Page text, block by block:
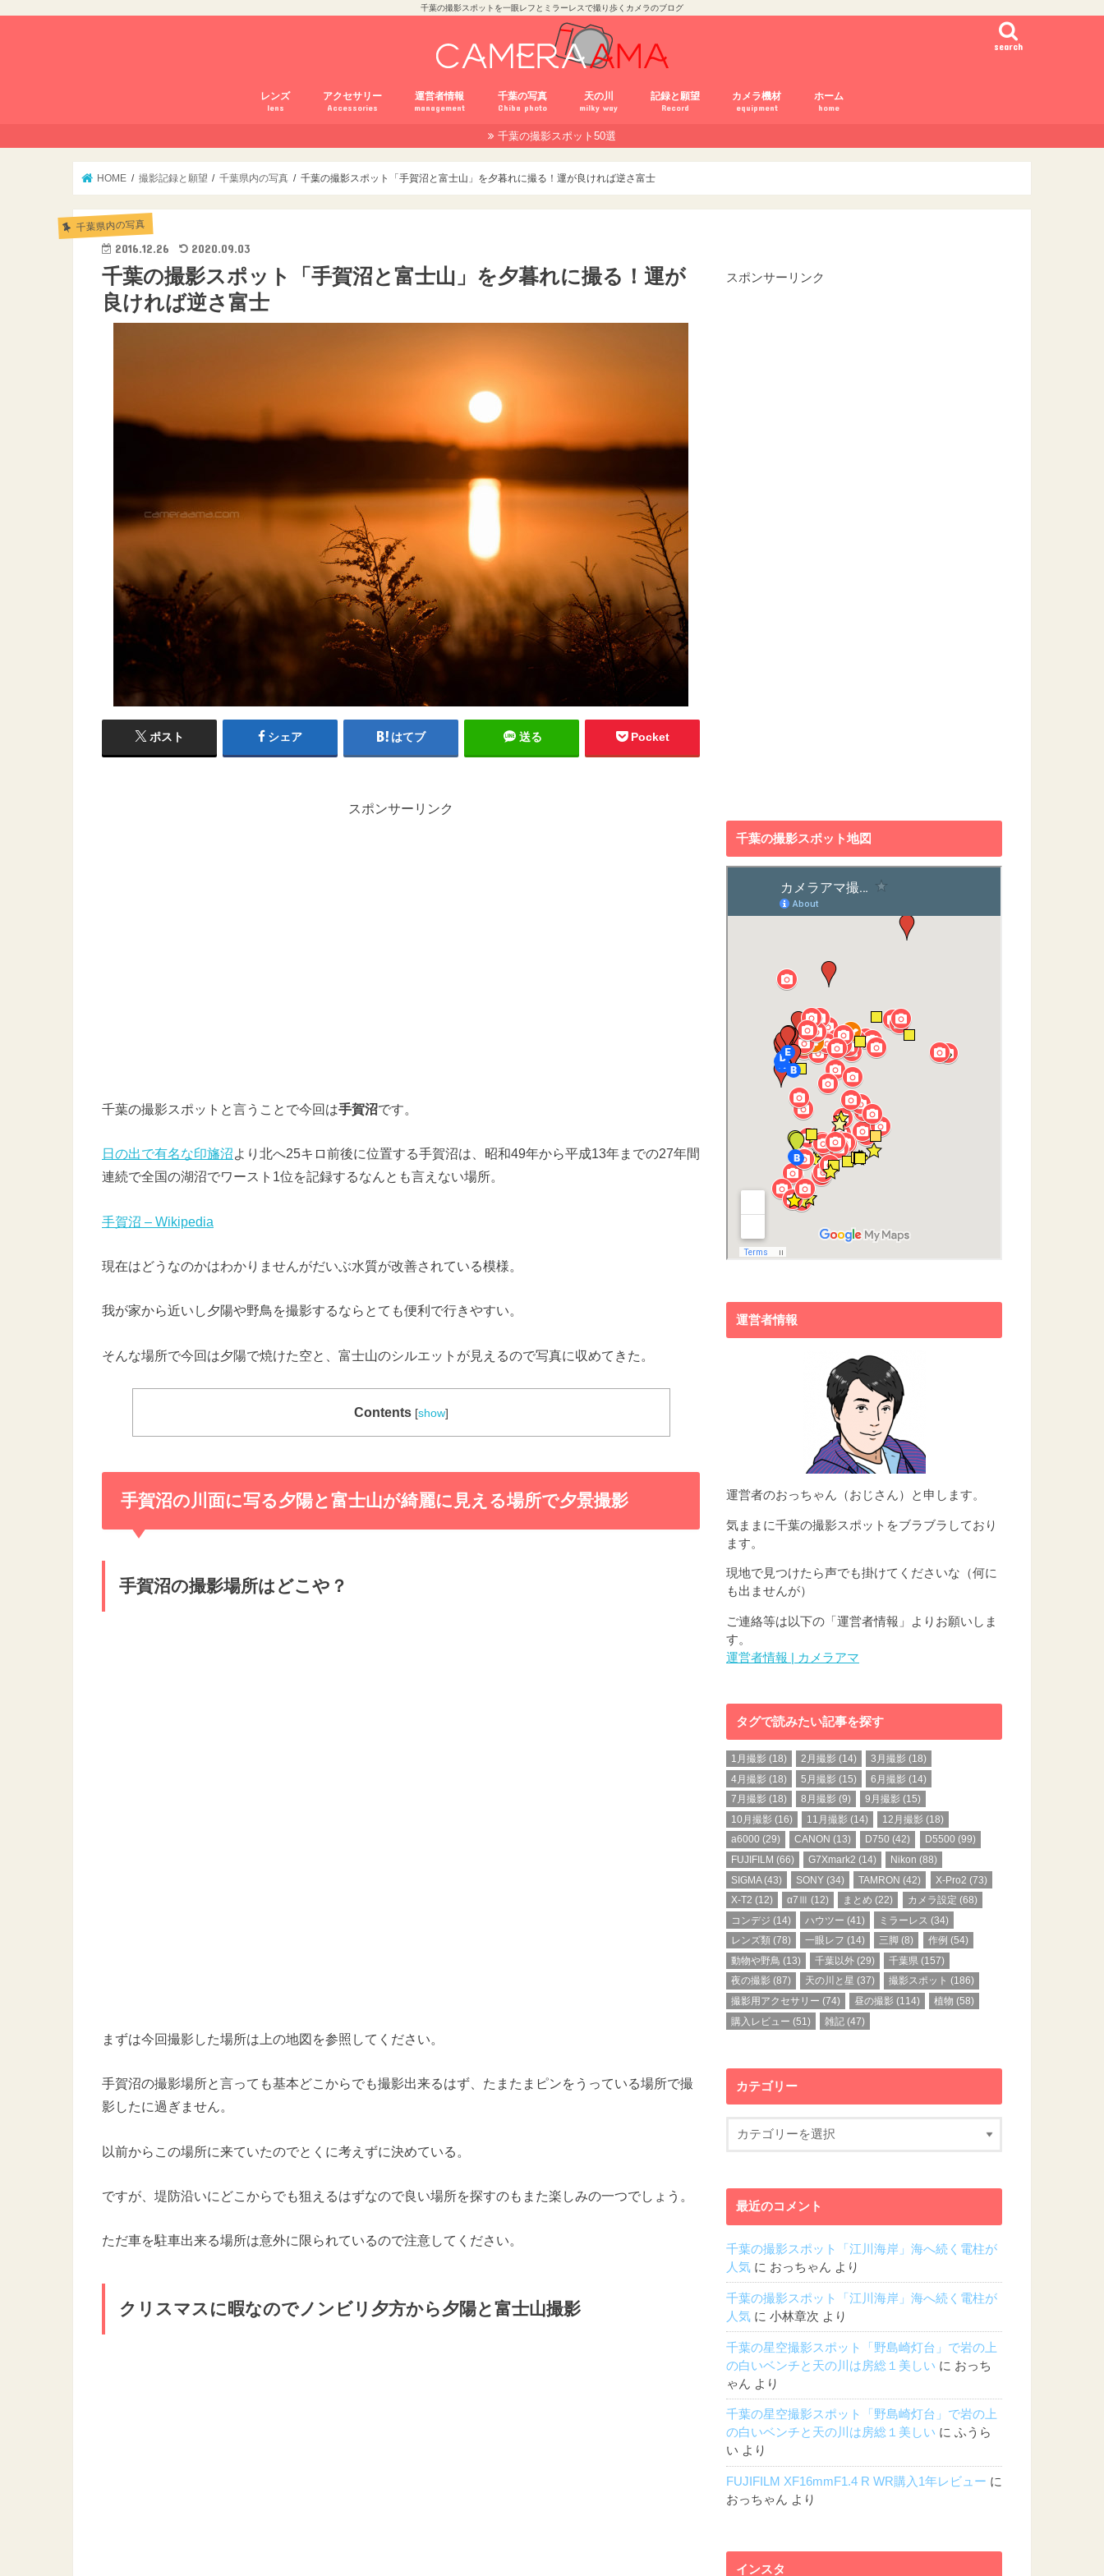
千葉の撮影スポットを一眼レフとミラーレスで撮り歩くカメラのブログ
search
レンズ
lens
アクセサリー
Accessories
運営者情報
management
千葉の写真
Chiba photo
天の川
milky way
記録と願望
Record
カメラ機材
equipment
ホーム
home
千葉の撮影スポット50選
HOME 撮影記録と願望 千葉県内の写真 千葉の撮影スポット「手賀沼と富士山」を夕暮れに撮る！運が良ければ逆さ富士
千葉県内の写真
2016.12.26 2020.09.03
千葉の撮影スポット「手賀沼と富士山」を夕暮れに撮る！運が
良ければ逆さ富士
ポスト シェア はてブ 送る Pocket
スポンサーリンク
千葉の撮影スポットと言うことで今回は手賀沼です。
日の出で有名な印旛沼より北へ25キロ前後に位置する手賀沼は、昭和49年から平成13年までの27年間
連続で全国の湖沼でワースト1位を記録するなんとも言えない場所。
手賀沼 – Wikipedia
現在はどうなのかはわかりませんがだいぶ水質が改善されている模様。
我が家から近いし夕陽や野鳥を撮影するならとても便利で行きやすい。
そんな場所で今回は夕陽で焼けた空と、富士山のシルエットが見えるので写真に収めてきた。
Contents [show]
手賀沼の川面に写る夕陽と富士山が綺麗に見える場所で夕景撮影
手賀沼の撮影場所はどこや？
まずは今回撮影した場所は上の地図を参照してください。
手賀沼の撮影場所と言っても基本どこからでも撮影出来るはず、たまたまピンをうっている場所で撮
影したに過ぎません。
以前からこの場所に来ていたのでとくに考えずに決めている。
ですが、堤防沿いにどこからでも狙えるはずなので良い場所を探すのもまた楽しみの一つでしょう。
ただ車を駐車出来る場所は意外に限られているので注意してください。
クリスマスに暇なのでノンビリ夕方から夕陽と富士山撮影
スポンサーリンク
千葉の撮影スポット地図
運営者情報
運営者のおっちゃん（おじさん）と申します。
気ままに千葉の撮影スポットをブラブラしており
ます。
現地で見つけたら声でも掛けてくださいな（何に
も出ませんが）
ご連絡等は以下の「運営者情報」よりお願いしま
す。
運営者情報 | カメラアマ
タグで読みたい記事を探す
1月撮影 (18) 2月撮影 (14) 3月撮影 (18)
4月撮影 (18) 5月撮影 (15) 6月撮影 (14)
7月撮影 (18) 8月撮影 (9) 9月撮影 (15)
10月撮影 (16) 11月撮影 (14) 12月撮影 (18)
a6000 (29) CANON (13) D750 (42) D5500 (99)
FUJIFILM (66) G7Xmark2 (14) Nikon (88)
SIGMA(43) SONY (34) TAMRON (42) X-Pro2 (73)
X-T2 (12) α7Ⅲ (12) まとめ (22) カメラ設定 (68)
コンデジ (14) ハウツー (41) ミラーレス (34)
レンズ類 (78) 一眼レフ (14) 三脚 (8) 作例 (54)
動物や野鳥 (13) 千葉以外 (29) 千葉県 (157)
夜の撮影 (87) 天の川と星 (37) 撮影スポット (186)
撮影用アクセサリー (74) 昼の撮影 (114) 植物 (58)
購入レビュー (51) 雑記 (47)
カテゴリー
最近のコメント
千葉の撮影スポット「江川海岸」海へ続く電柱が
人気 に おっちゃん より
千葉の撮影スポット「江川海岸」海へ続く電柱が
人気 に 小林章次 より
千葉の星空撮影スポット「野島崎灯台」で岩の上
の白いベンチと天の川は房総１美しい に おっち
ゃん より
千葉の星空撮影スポット「野島崎灯台」で岩の上
の白いベンチと天の川は房総１美しい に ふうら
い より
FUJIFILM XF16mmF1.4 R WR購入1年レビュー に
おっちゃん より
インスタ